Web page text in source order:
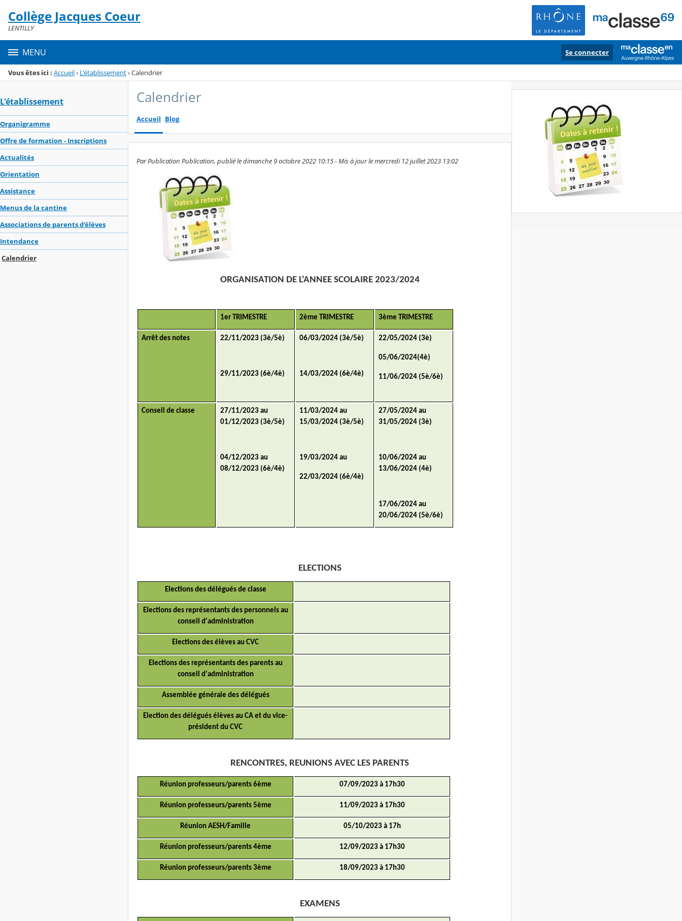
Menu de la rubrique
Contenu
Collège Jacques Coeur
LENTILLY
MENU Se connecter
Vous êtes ici : Accueil› L'établissement›Calendrier
L'établissement
Organigramme
Offre de formation - Inscriptions
Actualités
Orientation
Assistance
Menus de la cantine
Associations de parents d'élèves
Intendance
Calendrier
Calendrier
Accueil Blog
Par Publication Publication, publié le dimanche 9 octobre 2022 10:15 - Mis à jour le mercredi 12 juillet 2023 13:02
ORGANISATION DE L'ANNEE SCOLAIRE 2023/2024
1er TRIMESTRE 2ème TRIMESTRE 3ème TRIMESTRE
Arrêt des notes 22/11/2023 (3è/5è)
29/11/2023 (6è/4è)
06/03/2024 (3è/5è)
14/03/2024 (6è/4è)
22/05/2024 (3è)
05/06/2024(4è)
11/06/2024 (5è/6è)
Conseil de classe
27/11/2023 au
01/12/2023 (3è/5è)
04/12/2023 au
08/12/2023 (6è/4è)
11/03/2024 au
15/03/2024 (3è/5è)
19/03/2024 au
22/03/2024 (6è/4è)
27/05/2024 au
31/05/2024 (3è)
10/06/2024 au
13/06/2024 (4è)
17/06/2024 au
20/06/2024 (5è/6è)
ELECTIONS
Elections des délégués de classe
Elections des représentants des personnels au
conseil d'administration
Elections des élèves au CVC
Elections des représentants des parents au
conseil d'administration
Assemblée générale des délégués
Election des délégués élèves au CA et du vice-
président du CVC
RENCONTRES, REUNIONS AVEC LES PARENTS
Réunion professeurs/parents 6ème 07/09/2023 à 17h30
Réunion professeurs/parents 5ème 11/09/2023 à 17h30
Réunion AESH/Famille 05/10/2023 à 17h
Réunion professeurs/parents 4ème 12/09/2023 à 17h30
Réunion professeurs/parents 3ème 18/09/2023 à 17h30
EXAMENS